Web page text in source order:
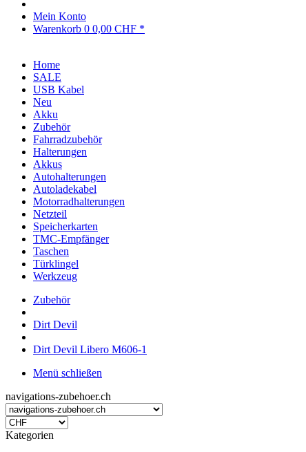
Mein Konto
Warenkorb 0 0,00 CHF *
Home
SALE
USB Kabel
Neu
Akku
Zubehör
Fahrradzubehör
Halterungen
Akkus
Autohalterungen
Autoladekabel
Motorradhalterungen
Netzteil
Speicherkarten
TMC-Empfänger
Taschen
Türklingel
Werkzeug
Zubehör
Dirt Devil
Dirt Devil Libero M606-1
Menü schließen
navigations-zubehoer.ch
Kategorien